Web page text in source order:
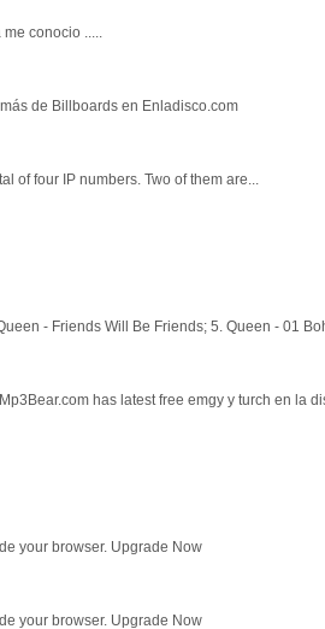
conocio .....
de Billboards en Enladisco.com
of four IP numbers. Two of them are...
- Friends Will Be Friends; 5. Queen - 01
has latest free emgy y turch en la
your browser. Upgrade Now
your browser. Upgrade Now